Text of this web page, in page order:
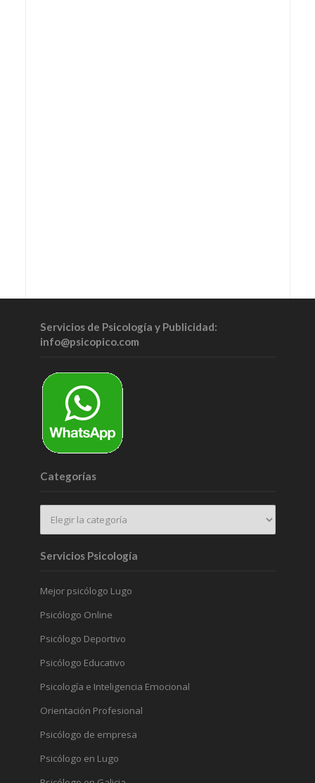
Servicios de Psicología y Publicidad:
info@psicopico.com
Categorías
Servicios Psicología
Mejor psicólogo Lugo
Psicólogo Online
Psicólogo Deportivo
Psicólogo Educativo
Psicología e Inteligencia Emocional
Orientación Profesional
Psicólogo de empresa
Psicólogo en Lugo